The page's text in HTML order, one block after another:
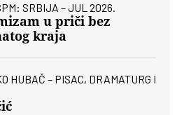
SRBIJA – JUL 2026.
u priči bez
kraja
HUBAČ – PISAC, DRAMATURG I